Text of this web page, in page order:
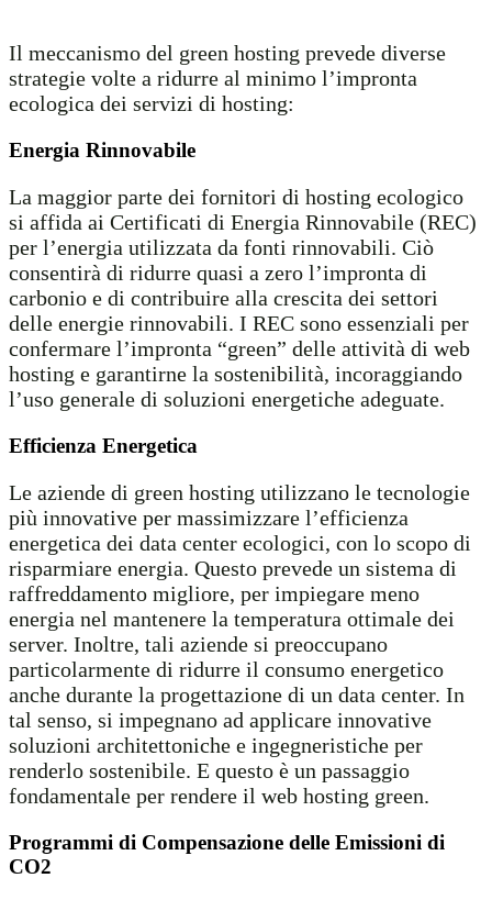
Il meccanismo del green hosting prevede diverse
strategie volte a ridurre al minimo l’impronta
ecologica dei servizi di hosting:
Energia Rinnovabile
La maggior parte dei fornitori di hosting ecologico
si affida ai Certificati di Energia Rinnovabile (REC)
per l’energia utilizzata da fonti rinnovabili. Ciò
consentirà di ridurre quasi a zero l’impronta di
carbonio e di contribuire alla crescita dei settori
delle energie rinnovabili. I REC sono essenziali per
confermare l’impronta “green” delle attività di web
hosting e garantirne la sostenibilità, incoraggiando
l’uso generale di soluzioni energetiche adeguate.
Efficienza Energetica
Le aziende di green hosting utilizzano le tecnologie
più innovative per massimizzare l’efficienza
energetica dei data center ecologici, con lo scopo di
risparmiare energia. Questo prevede un sistema di
raffreddamento migliore, per impiegare meno
energia nel mantenere la temperatura ottimale dei
server. Inoltre, tali aziende si preoccupano
particolarmente di ridurre il consumo energetico
anche durante la progettazione di un data center. In
tal senso, si impegnano ad applicare innovative
soluzioni architettoniche e ingegneristiche per
renderlo sostenibile. E questo è un passaggio
fondamentale per rendere il web hosting green.
Programmi di Compensazione delle Emissioni di
CO2